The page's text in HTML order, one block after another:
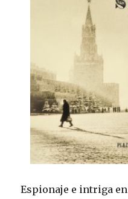
Espionaje e intriga